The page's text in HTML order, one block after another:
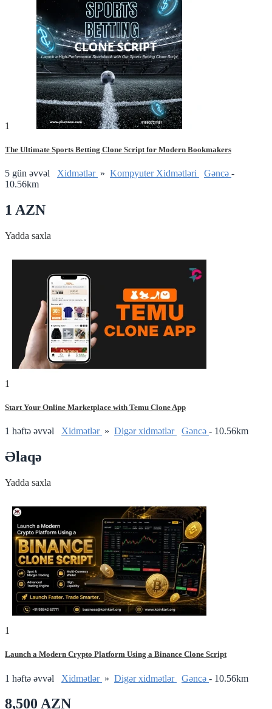
1
The Ultimate Sports Betting Clone Script for Modern Bookmakers
5 gün əvvəl Xidmətlər » Kompyuter Xidmətləri Gǝncǝ -
10.56km
1 AZN
Yadda saxla
1
Start Your Online Marketplace with Temu Clone App
1 həftə əvvəl Xidmətlər » Digər xidmətlər Gǝncǝ - 10.56km
Əlaqə
Yadda saxla
1
Launch a Modern Crypto Platform Using a Binance Clone Script
1 həftə əvvəl Xidmətlər » Digər xidmətlər Gǝncǝ - 10.56km
8,500 AZN